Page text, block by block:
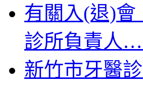
有關入(退)會
診所負責人
新竹市牙醫